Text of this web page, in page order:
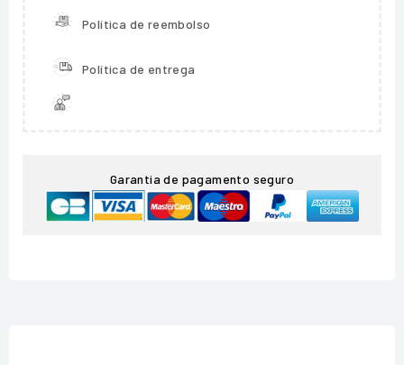
Política de reembolso
Política de entrega
Garantia de pagamento seguro